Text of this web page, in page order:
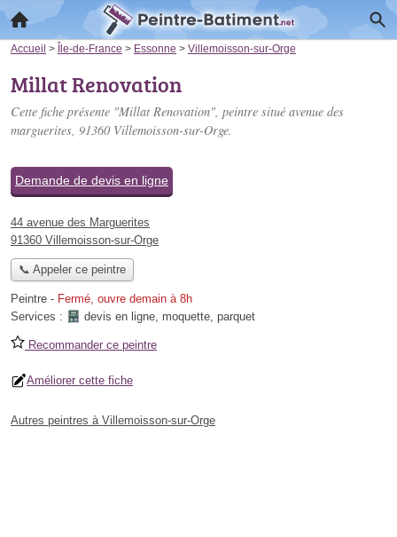
Accueil > Île-de-France > Essonne > Villemoisson-sur-Orge
Millat Renovation
Cette fiche présente "Millat Renovation", peintre situé avenue des
marguerites, 91360 Villemoisson-sur-Orge.
Demande de devis en ligne
44 avenue des Marguerites
91360 Villemoisson-sur-Orge
📞 Appeler ce peintre
Peintre - Fermé, ouvre demain à 8h
Services :
devis en ligne, moquette, parquet
Recommander ce peintre
Améliorer cette fiche
Autres peintres à Villemoisson-sur-Orge